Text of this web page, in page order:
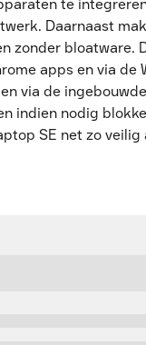
te
Daarnaast
zonder
apps en via
via de
indien nodig
SE net zo